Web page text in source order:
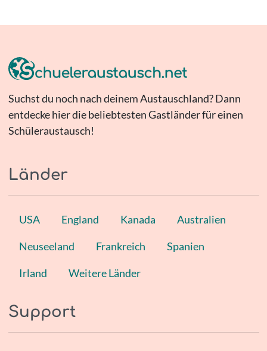
Suchst du noch nach deinem Austauschland? Dann
entdecke hier die beliebtesten Gastländer für einen
Schüleraustausch!
Länder
USA England Kanada Australien
Neuseeland Frankreich Spanien
Irland Weitere Länder
Support